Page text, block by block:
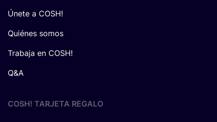
Únete a COSH!
Quiénes somos
Trabaja en COSH!
Q&A
COSH! TARJETA REGALO